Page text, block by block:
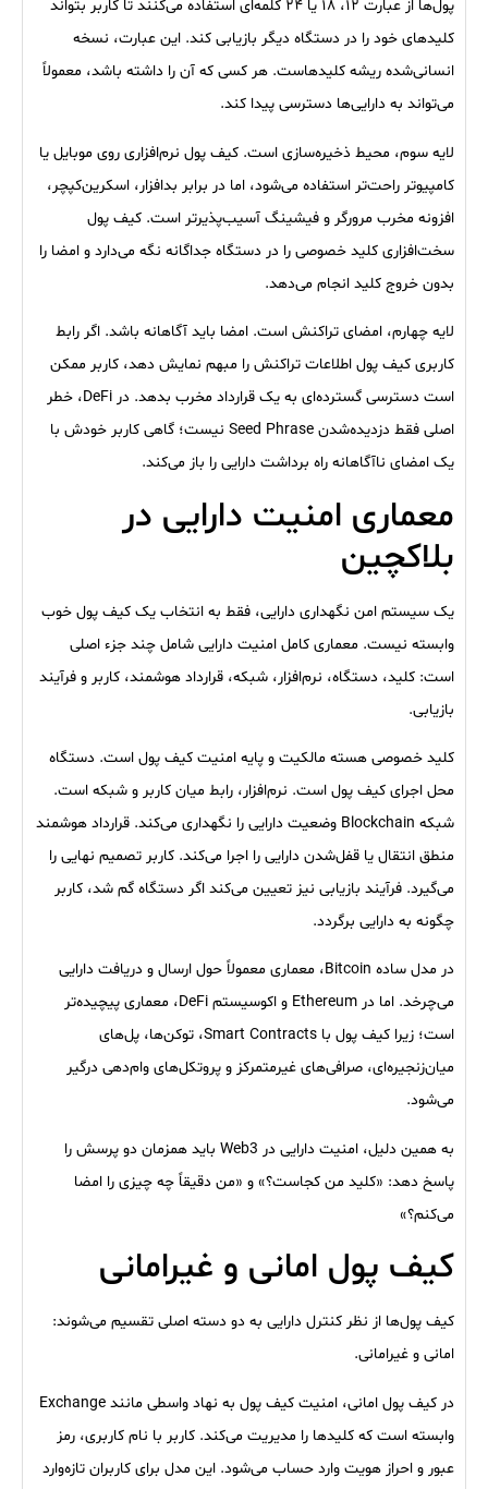
پول‌ها از عبارت ۱۲، ۱۸ یا ۲۴ کلمه‌ای استفاده می‌کنند تا کاربر بتواند
کلیدهای خود را در دستگاه دیگر بازیابی کند. این عبارت، نسخه
انسانی‌شده ریشه کلیدهاست. هر کسی که آن را داشته باشد، معمولاً
می‌تواند به دارایی‌ها دسترسی پیدا کند.
لایه سوم، محیط ذخیره‌سازی است. کیف پول نرم‌افزاری روی موبایل یا
کامپیوتر راحت‌تر استفاده می‌شود، اما در برابر بدافزار، اسکرین‌کپچر،
افزونه مخرب مرورگر و فیشینگ آسیب‌پذیرتر است. کیف پول
سخت‌افزاری کلید خصوصی را در دستگاه جداگانه نگه می‌دارد و امضا را
بدون خروج کلید انجام می‌دهد.
لایه چهارم، امضای تراکنش است. امضا باید آگاهانه باشد. اگر رابط
کاربری کیف پول اطلاعات تراکنش را مبهم نمایش دهد، کاربر ممکن
است دسترسی گسترده‌ای به یک قرارداد مخرب بدهد. در DeFi، خطر
اصلی فقط دزدیده‌شدن Seed Phrase نیست؛ گاهی کاربر خودش با
یک امضای ناآگاهانه راه برداشت دارایی را باز می‌کند.
معماری امنیت دارایی در
بلاکچین
یک سیستم امن نگهداری دارایی، فقط به انتخاب یک کیف پول خوب
وابسته نیست. معماری کامل امنیت دارایی شامل چند جزء اصلی
است: کلید، دستگاه، نرم‌افزار، شبکه، قرارداد هوشمند، کاربر و فرآیند
بازیابی.
کلید خصوصی هسته مالکیت و پایه امنیت کیف پول است. دستگاه
محل اجرای کیف پول است. نرم‌افزار، رابط میان کاربر و شبکه است.
شبکه Blockchain وضعیت دارایی را نگهداری می‌کند. قرارداد هوشمند
منطق انتقال یا قفل‌شدن دارایی را اجرا می‌کند. کاربر تصمیم نهایی را
می‌گیرد. فرآیند بازیابی نیز تعیین می‌کند اگر دستگاه گم شد، کاربر
چگونه به دارایی برگردد.
در مدل ساده Bitcoin، معماری معمولاً حول ارسال و دریافت دارایی
می‌چرخد. اما در Ethereum و اکوسیستم DeFi، معماری پیچیده‌تر
است؛ زیرا کیف پول با Smart Contracts، توکن‌ها، پل‌های
میان‌زنجیره‌ای، صرافی‌های غیرمتمرکز و پروتکل‌های وام‌دهی درگیر
می‌شود.
به همین دلیل، امنیت دارایی در Web3 باید همزمان دو پرسش را
پاسخ دهد: «کلید من کجاست؟» و «من دقیقاً چه چیزی را امضا
می‌کنم؟»
کیف پول امانی و غیرامانی
کیف پول‌ها از نظر کنترل دارایی به دو دسته اصلی تقسیم می‌شوند:
امانی و غیرامانی.
در کیف پول امانی، امنیت کیف پول به نهاد واسطی مانند Exchange
وابسته است که کلیدها را مدیریت می‌کند. کاربر با نام کاربری، رمز
عبور و احراز هویت وارد حساب می‌شود. این مدل برای کاربران تازه‌وارد